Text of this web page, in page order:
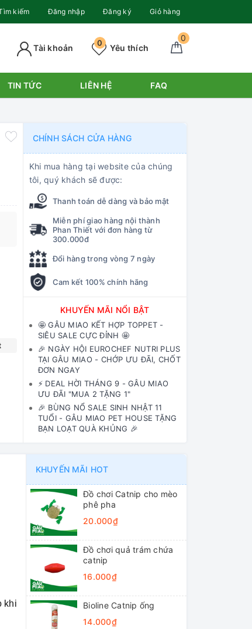
kiếm Đăng nhập Đăng ký Giỏ hàng
0
Yêu thích
0
Tài khoản
TIN TỨC LIÊN HỆ FAQ
CHÍNH SÁCH CỬA HÀNG
Khi mua hàng tại website của chúng
tôi, quý khách sẽ được:
Thanh toán dễ dàng và bảo mật
Miễn phí giao hàng nội thành
Phan Thiết với đơn hàng từ
300.000đ
Đổi hàng trong vòng 7 ngày
Cam kết 100% chính hãng
KHUYẾN MÃI NỔI BẬT
🤩 GÂU MIAO KẾT HỢP TOPPET -
SIÊU SALE CỰC ĐỈNH 🤩
🎉 NGÀY HỘI EUROCHEF NUTRI PLUS
TẠI GÂU MIAO - CHỚP ƯU ĐÃI, CHỐT
ĐƠN NGAY
⚡️ DEAL HỜI THÁNG 9 - GÂU MIAO
ƯU ĐÃI "MUA 2 TẶNG 1"
🎉 BÙNG NỔ SALE SINH NHẬT 11
TUỔI - GÂU MIAO PET HOUSE TẶNG
BẠN LOẠT QUÀ KHỦNG 🎉
khi
KHUYẾN MÃI HOT
Đồ chơi Catnip cho mèo
phê pha
20.000₫
Đồ chơi quả trám chứa
catnip
16.000₫
Bioline Catnip ống
14.000₫